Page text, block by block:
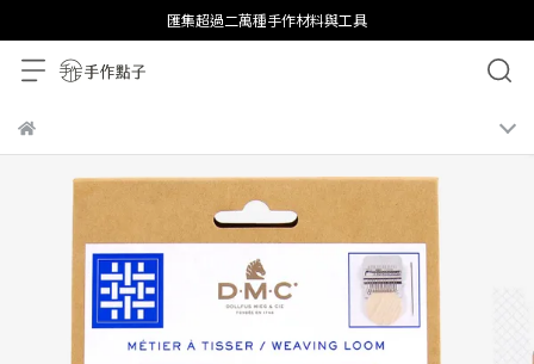
匯集超過二萬種手作材料與工具